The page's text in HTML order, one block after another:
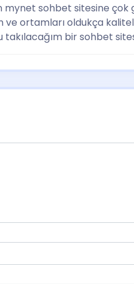
mynet sohbet sitesine çok
ve ortamları oldukça
takılacağım bir sohbet